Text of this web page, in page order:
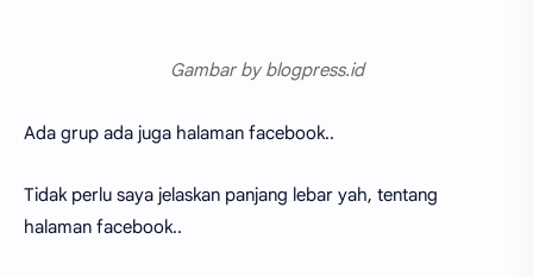
Gambar by blogpress.id
Ada grup ada juga halaman facebook..
Tidak perlu saya jelaskan panjang lebar yah, tentang
halaman facebook..